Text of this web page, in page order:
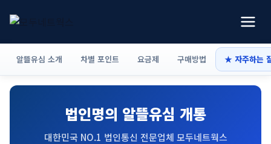
알뜰유심 소개 차별 포인트 요금제 구매방법 ★ 자주하는
법인명의 알뜰유심 개통
대한민국 NO.1 법인통신 전문업체 모두네트웍스